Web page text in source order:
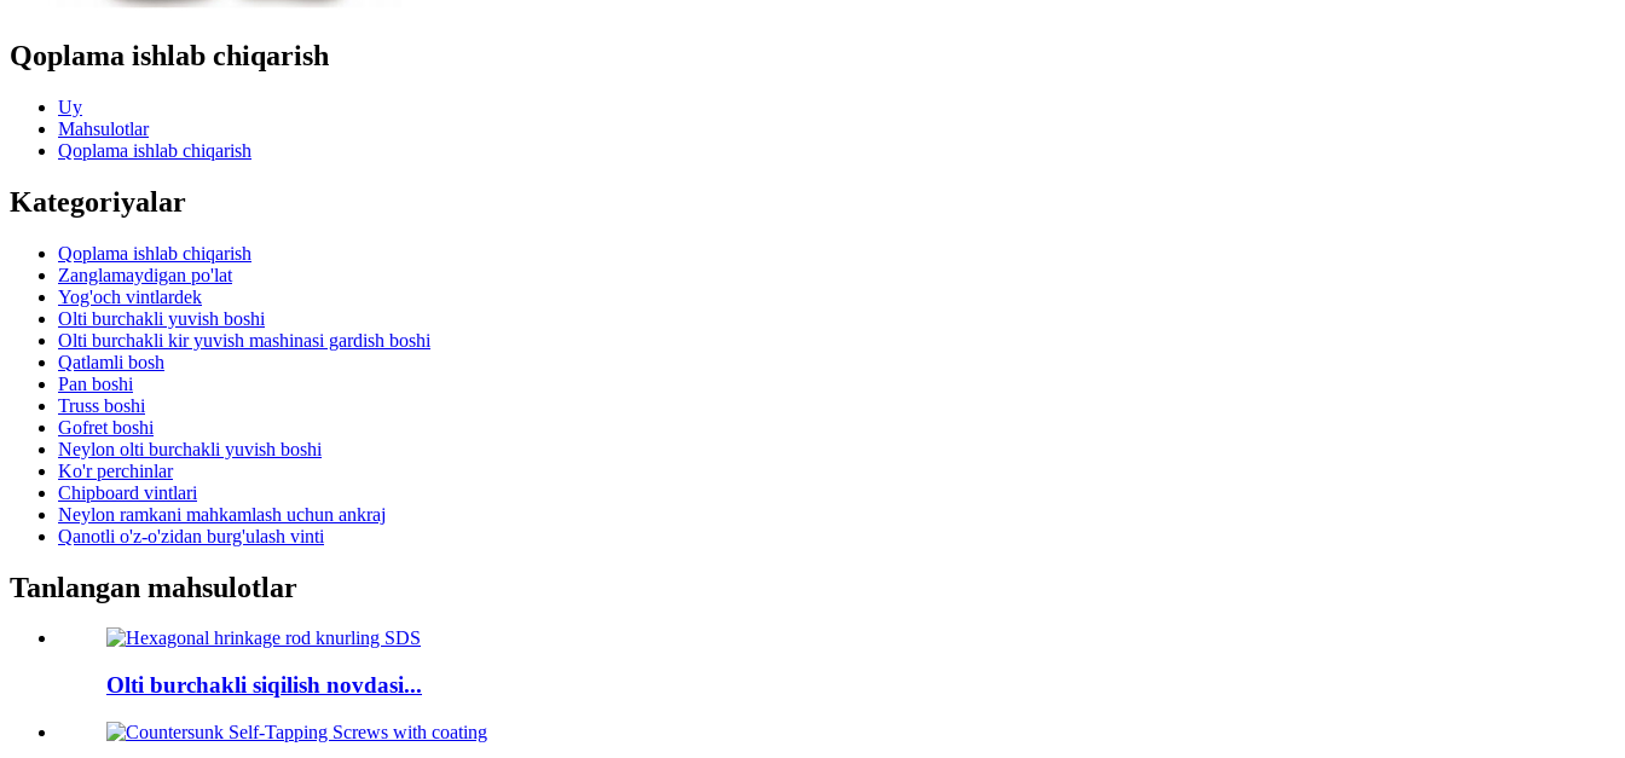
Qoplama ishlab chiqarish
Uy
Mahsulotlar
Qoplama ishlab chiqarish
Kategoriyalar
Qoplama ishlab chiqarish
Zanglamaydigan po'lat
Yog'och vintlardek
Olti burchakli yuvish boshi
Olti burchakli kir yuvish mashinasi gardish boshi
Qatlamli bosh
Pan boshi
Truss boshi
Gofret boshi
Neylon olti burchakli yuvish boshi
Ko'r perchinlar
Chipboard vintlari
Neylon ramkani mahkamlash uchun ankraj
Qanotli o'z-o'zidan burg'ulash vinti
Tanlangan mahsulotlar
Olti burchakli siqilish novdasi...